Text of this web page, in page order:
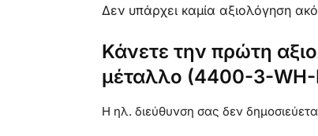
Δεν υπάρχει καμία αξιολόγηση
Κάνετε την πρώτη
μέταλλο (4400-3-WH-
Η ηλ. διεύθυνση σας δεν